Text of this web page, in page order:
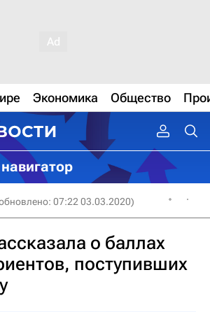
Экономика Общество
07:22 03.03.2020)
о баллах
поступивших